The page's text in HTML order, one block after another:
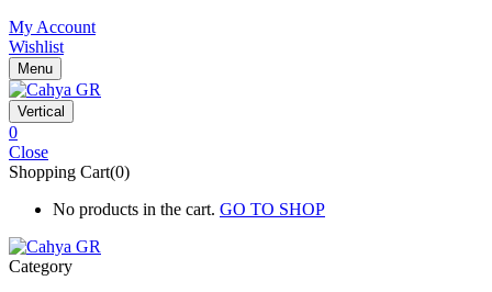
My Account
Wishlist
Menu
Vertical
0
Close
Shopping Cart(0)
No products in the cart. GO TO SHOP
Category